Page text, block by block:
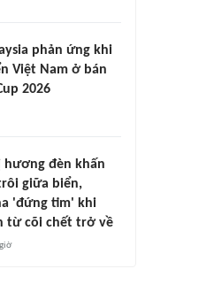
phản ứng khi
Việt Nam ở bán
2026
hương đèn khấn
giữa biển,
'đứng tim' khi
từ cõi chết trở về